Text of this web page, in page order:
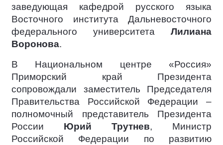
заведующая кафедрой русского языка
Восточного института Дальневосточного
федерального университета Лилиана
Воронова.
В Национальном центре «Россия»
Приморский край Президента
сопровождали заместитель Председателя
Правительства Российской Федерации –
полномочный представитель Президента
России Юрий Трутнев, Министр
Российской Федерации по развитию